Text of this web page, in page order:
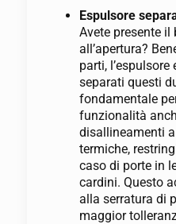
Espulsore
Avete presente
all’apertura?
parti, l’espulsore
separati questi
fondamentale
funzionalità
disallineamenti
termiche,
caso di porte in
cardini. Questo
alla serratura di
maggior